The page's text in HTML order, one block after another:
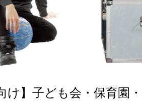
け】子ども会・保育園